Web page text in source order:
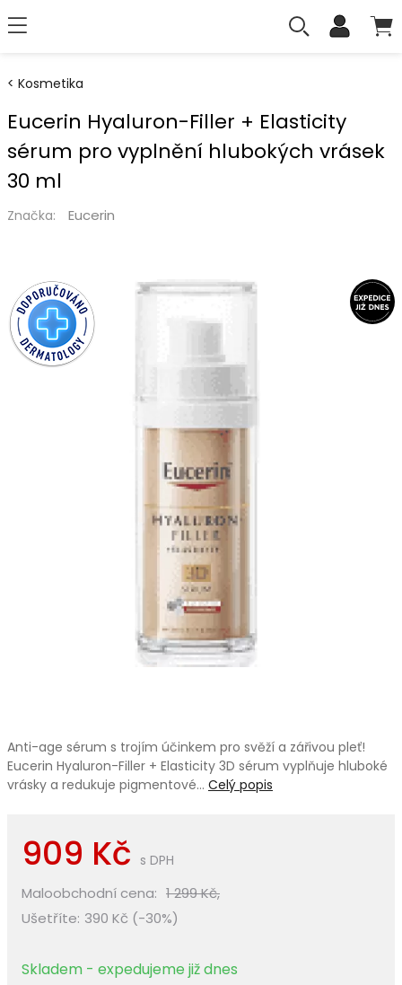
Kosmetika
Eucerin Hyaluron-Filler + Elasticity
sérum pro vyplnění hlubokých vrásek
30 ml
Značka: Eucerin
Anti-age sérum s trojím účinkem pro svěží a zářivou pleť!
Eucerin Hyaluron-Filler + Elasticity 3D sérum vyplňuje hluboké
vrásky a redukuje pigmentové… Celý popis
909 Kč s DPH
Maloobchodní cena: 1 299 Kč,
Ušetříte: 390 Kč (-30%)
Skladem - expedujeme již dnes